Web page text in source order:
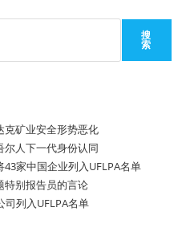
搜
索
克矿业安全形势恶化
尔人下一代身份认同
家中国企业列入UFLPA名单
特别报告员的言论
司列入UFLPA名单